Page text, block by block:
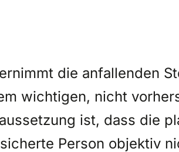
die anfallenden
wichtigen, nicht
ist, dass die
Person objektiv